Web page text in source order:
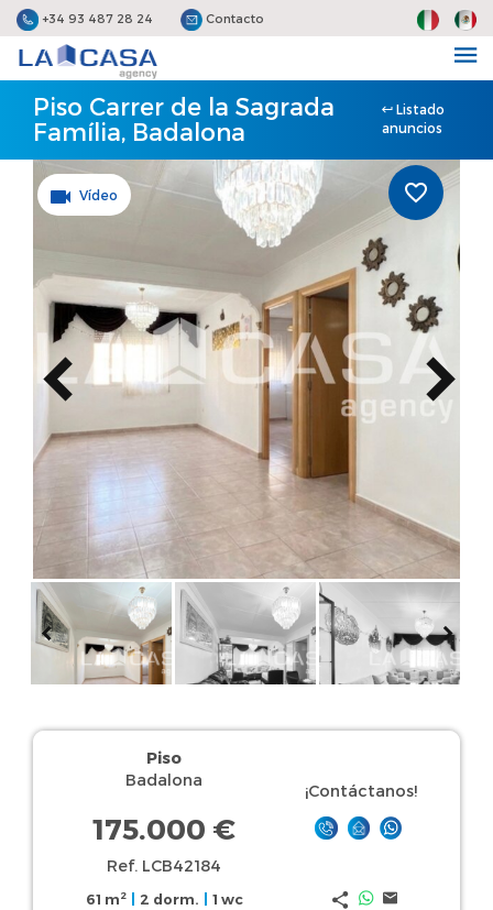
+34 93 487 28 24 Contacto
Piso Carrer de la Sagrada
Família, Badalona
Listado
anuncios
Vídeo
Piso
Badalona
175.000 €
Ref. LCB42184
61 m2 2 dorm. 1 wc
¡Contáctanos!